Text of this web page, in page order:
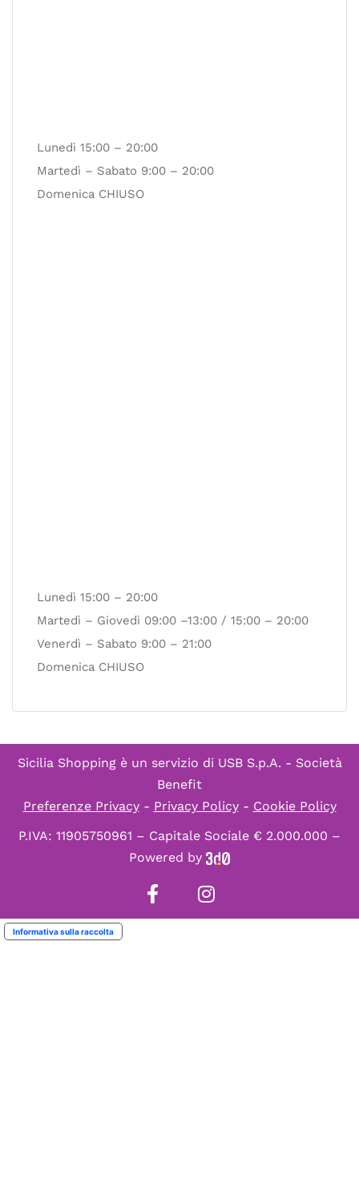
Lunedì 15:00 – 20:00
Martedì – Sabato 9:00 – 20:00
Domenica CHIUSO
Lunedì 15:00 – 20:00
Martedì – Giovedì 09:00 –13:00 / 15:00 – 20:00
Venerdì – Sabato 9:00 – 21:00
Domenica CHIUSO
Sicilia Shopping è un servizio di USB S.p.A. - Società
Benefit
Preferenze Privacy- Privacy Policy- Cookie Policy
P.IVA: 11905750961 – Capitale Sociale € 2.000.000 –
Powered by
Informativa sulla raccolta